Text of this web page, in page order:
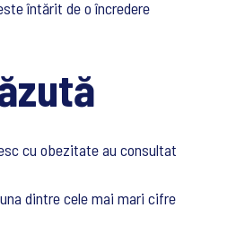
întărit de o încredere
cu obezitate au consultat
dintre cele mai mari cifre